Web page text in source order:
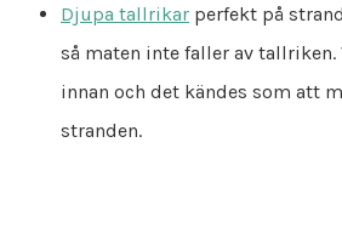
Djupa tallrikar perfekt på
så maten inte faller av
innan och det kändes som att
stranden.